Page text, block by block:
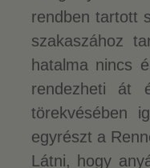
rendben tartott
szakaszához
hatalma nincs
rendezheti át
törekvésében
egyrészt a
Látni, hogy